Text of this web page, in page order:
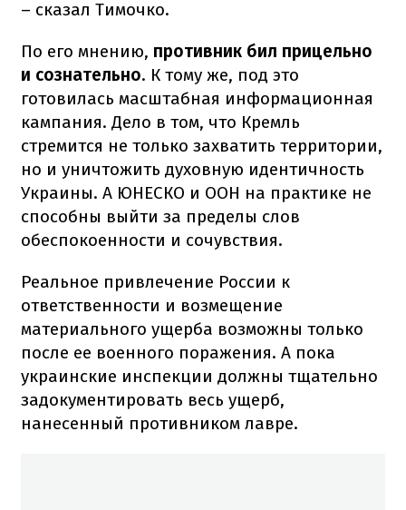
– сказал Тимочко.
По его мнению, противник бил прицельно
и сознательно. К тому же, под это
готовилась масштабная информационная
кампания. Дело в том, что Кремль
стремится не только захватить территории,
но и уничтожить духовную идентичность
Украины. А ЮНЕСКО и ООН на практике не
способны выйти за пределы слов
обеспокоенности и сочувствия.
Реальное привлечение России к
ответственности и возмещение
материального ущерба возможны только
после ее военного поражения. А пока
украинские инспекции должны тщательно
задокументировать весь ущерб,
нанесенный противником лавре.